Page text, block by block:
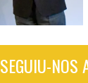
SEGUIU-NOS